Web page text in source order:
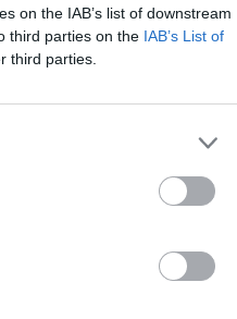
on the IAB’s list of downstream
third parties on the IAB’s List of
third parties.
patří
energie v
zdrojů,
Energy
mluvčí
a